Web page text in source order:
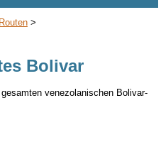
>
Bolivar
venezolanischen Bolivar-